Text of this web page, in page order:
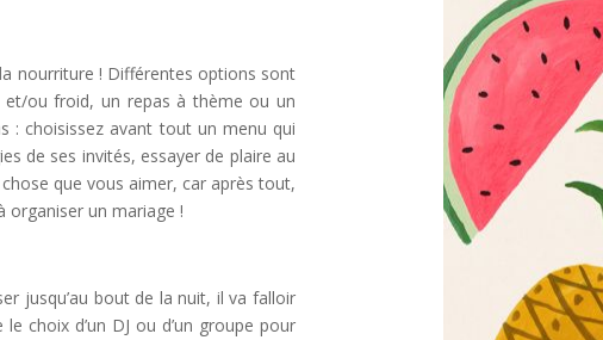
nourriture ! Différentes options sont
ou froid, un repas à thème ou un
: choisissez avant tout un menu qui
de ses invités, essayer de plaire au
que vous aimer, car après tout,
organiser un mariage !
jusqu’au bout de la nuit, il va falloir
choix d’un DJ ou d’un groupe pour